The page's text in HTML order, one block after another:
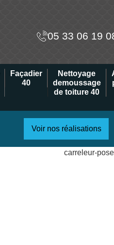
05 33 06 19
Façadier
40
Nettoyage
demoussage
de toiture 40
Voir nos réalisations